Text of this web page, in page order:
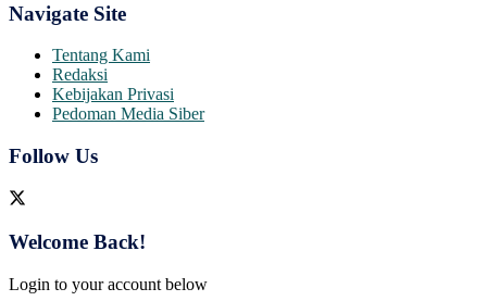
Navigate Site
Tentang Kami
Redaksi
Kebijakan Privasi
Pedoman Media Siber
Follow Us
Welcome Back!
Login to your account below